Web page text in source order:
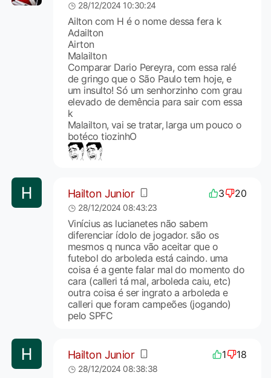
28/12/2024 10:30:24
Ailton com H é o nome dessa fera k
Adailton
Airton
Malailton
Comparar Dario Pereyra, com essa ralé
de gringo que o São Paulo tem hoje, e
um insulto! Só um senhorzinho com grau
elevado de demência para sair com essa
k
Malailton, vai se tratar, larga um pouco o
botéco tiozinhO
Hailton Junior 3 20
28/12/2024 08:43:23
Vinícius as lucianetes não sabem
diferenciar ídolo de jogador. são os
mesmos q nunca vão aceitar que o
futebol do arboleda está caindo. uma
coisa é a gente falar mal do momento do
cara (calleri tá mal, arboleda caiu, etc)
outra coisa é ser ingrato a arboleda e
calleri que foram campeões (jogando)
pelo SPFC
Hailton Junior 1 18
28/12/2024 08:38:38